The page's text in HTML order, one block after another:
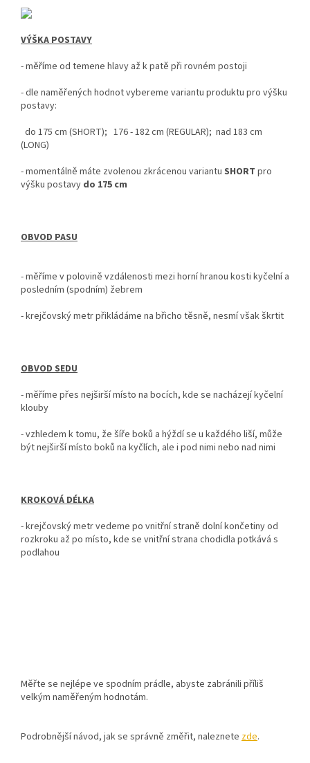
VÝŠKA POSTAVY
- měříme od temene hlavy až k patě při rovném postoji
-dle naměřených hodnot vybereme variantu produktu pro výšku
postavy:
do 175 cm (SHORT); 176 - 182 cm (REGULAR); nad 183 cm
(LONG)
-momentálně máte zvolenou zkrácenou variantu SHORT pro
výšku postavy do 175 cm
OBVOD PASU
- měříme v polovině vzdálenosti mezi horní hranou kosti kyčelní a
posledním (spodním) žebrem
- krejčovský metrpřikládáme na břicho těsně, nesmí však škrtit
OBVOD SEDU
-měříme přes nejširší místo na bocích, kde se nacházejí kyčelní
klouby
- vzhledem k tomu, že šíře boků a hýždí se u každého liší, může
být nejširší místo boků na kyčlích, ale i pod nimi nebo nad nimi
KROKOVÁ DÉLKA
-krejčovský metr vedeme po vnitřní straně dolní končetiny od
rozkroku až po místo, kde se vnitřní strana chodidla potkává s
podlahou
Měřte se nejlépe ve spodním prádle, abyste zabránili příliš
velkým naměřeným hodnotám.
Podrobnější návod, jak se správně změřit, naleznete zde.